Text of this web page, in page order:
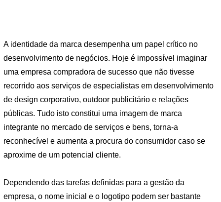
A identidade da marca desempenha um papel crítico no
desenvolvimento de negócios. Hoje é impossível imaginar
uma empresa compradora de sucesso que não tivesse
recorrido aos serviços de especialistas em desenvolvimento
de design corporativo, outdoor publicitário e relações
públicas. Tudo isto constitui uma imagem de marca
integrante no mercado de serviços e bens, torna-a
reconhecível e aumenta a procura do consumidor caso se
aproxime de um potencial cliente.
Dependendo das tarefas definidas para a gestão da
empresa, o nome inicial e o logotipo podem ser bastante